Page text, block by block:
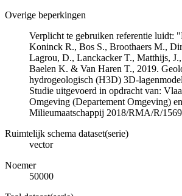
Overige beperkingen
Verplicht te gebruiken referentie luidt:
Koninck R., Bos S., Broothaers M.,
Lagrou, D., Lanckacker T., Matthijs,
Baelen K. & Van Haren T., 2019.
hydrogeologisch (H3D) 3D-
Studie uitgevoerd in opdracht van:
Omgeving (Departement Omgeving)
Milieumaatschappij 2018/RMA/R/
Ruimtelijk schema dataset(serie)
vector
Noemer
50000